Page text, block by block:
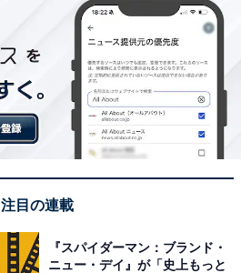
注目の連載
『スパイダーマン：ブランド・
ニュー・デイ』が「史上もっと